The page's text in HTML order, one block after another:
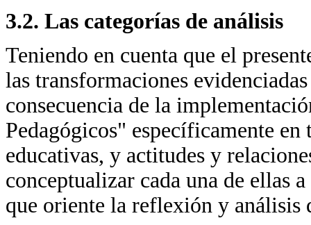
3.2. Las categorías de análisis
Teniendo en cuenta que el
las transformaciones
consecuencia de la
Pedagógicos" específicamente
educativas, y actitudes y
conceptualizar cada una de ellas
que oriente la reflexión y